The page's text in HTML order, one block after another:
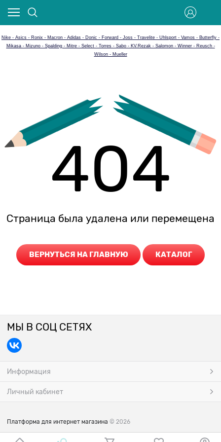
Nike - Asics - Ronix - Macron - Adidas - Donic - Forward - Joss - Travelite - Uhlsport - Vamos - Butterfly -
Mikasa - Mizuno - Spalding - Mitre - Select - Torres - Sabo - KV.Rezak - Salomon - Winner - Reusch -
Wilson - Mueller
404
Страница была удалена или перемещена
ВЕРНУТЬСЯ НА ГЛАВНУЮ КАТАЛОГ
МЫ В СОЦ СЕТЯХ
Информация
Личный кабинет
Платформа для интернет магазина © 2026